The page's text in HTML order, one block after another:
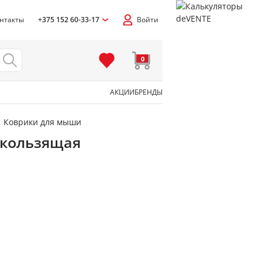
+375 152 60-33-17 Войти
0
АКЦИИБРЕНДЫ
Коврики для мыши